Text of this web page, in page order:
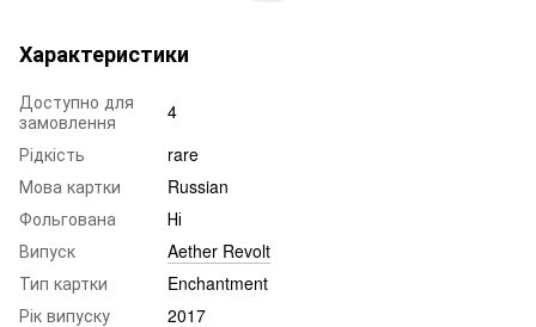
Характеристики
Доступно для
замовлення
4
Рідкість
rare
Мова картки
Russian
Фольгована
Ні
Випуск
Aether Revolt
Тип картки
Enchantment
Рік випуску
2017